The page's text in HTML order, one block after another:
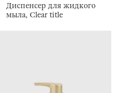
Диспенсер для жидкого
мыла, Clear title